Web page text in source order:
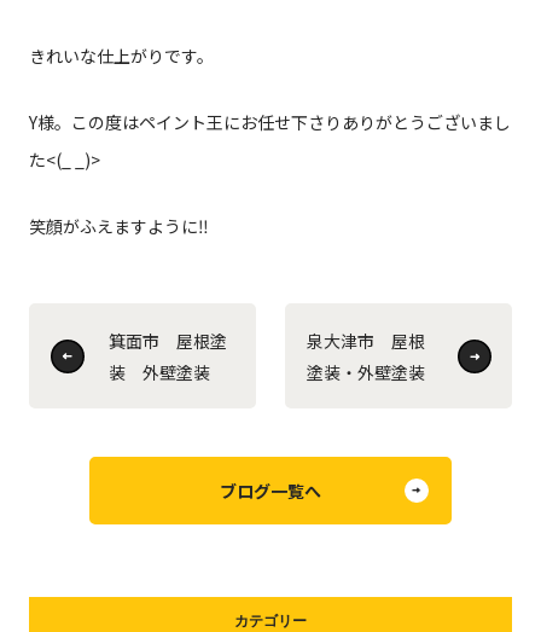
きれいな仕上がりです。
Y様。この度はペイント王にお任せ下さりありがとうございまし
た<(_ _)>
笑顔がふえますように‼
箕面市 屋根塗
装 外壁塗装
泉大津市 屋根
塗装・外壁塗装
ブログ一覧へ
カテゴリー